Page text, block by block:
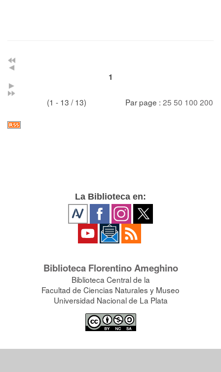
1
(1 - 13 / 13) Par page : 25 50 100 200
La Biblioteca en:
Biblioteca Florentino Ameghino
Biblioteca Central de la
Facultad de Ciencias Naturales y Museo
Universidad Nacional de La Plata